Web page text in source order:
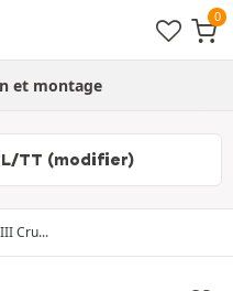
et montage
TT (modifier)
Cru...